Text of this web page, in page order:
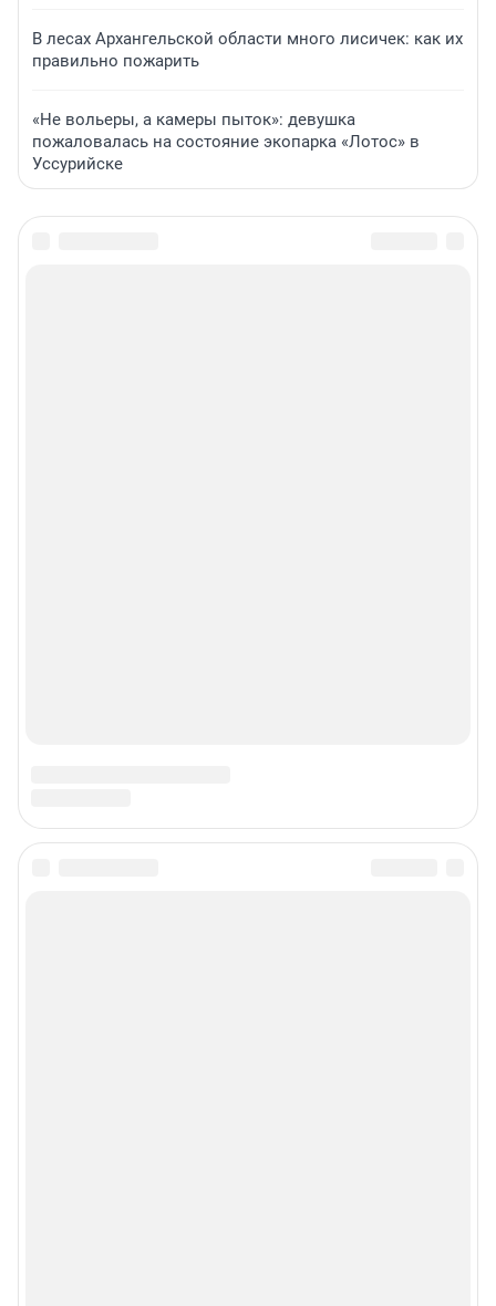
В лесах Архангельской области много лисичек: как их
правильно пожарить
«Не вольеры, а камеры пыток»: девушка
пожаловалась на состояние экопарка «Лотос» в
Уссурийске